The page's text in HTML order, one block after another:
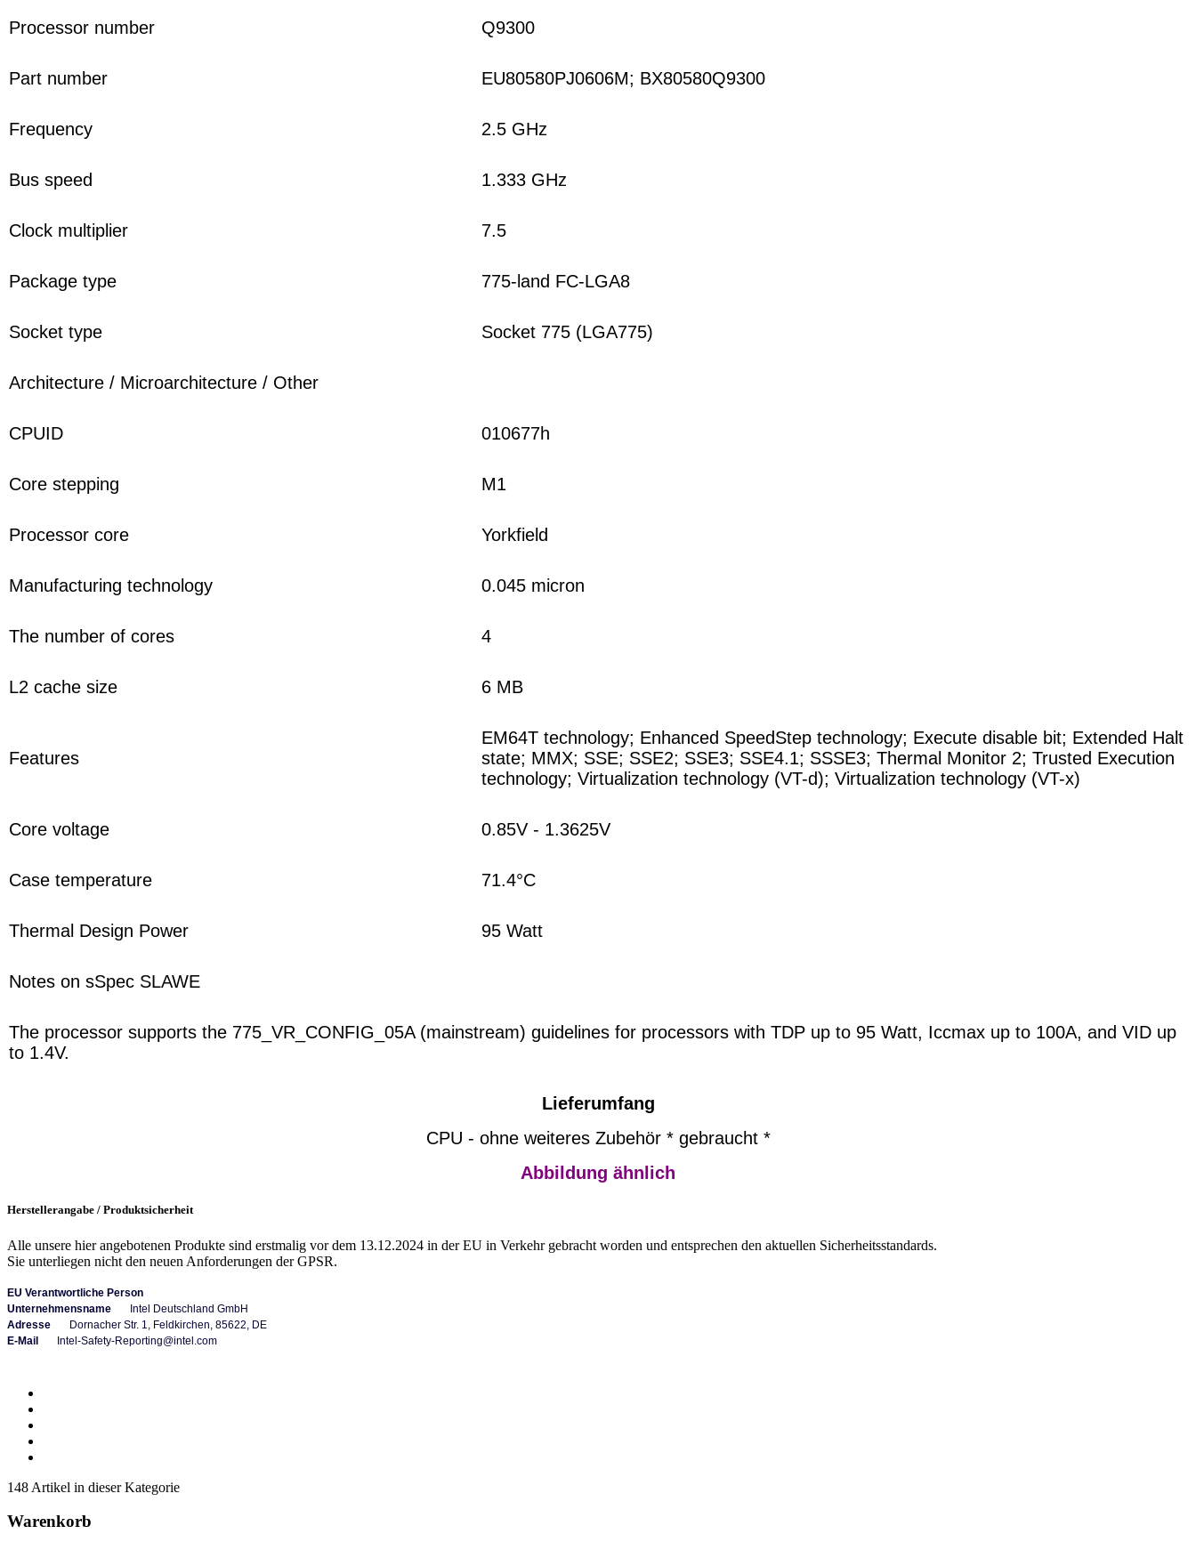
Processor number Q9300
Part number EU80580PJ0606M; BX80580Q9300
Frequency 2.5 GHz
Bus speed 1.333 GHz
Clock multiplier 7.5
Package type 775-land FC-LGA8
Socket type Socket 775 (LGA775)
Architecture / Microarchitecture / Other
CPUID 010677h
Core stepping M1
Processor core Yorkfield
Manufacturing technology 0.045 micron
The number of cores 4
L2 cache size 6 MB
Features
EM64T technology; Enhanced SpeedStep technology; Execute disable bit; Extended Halt
state; MMX; SSE; SSE2; SSE3; SSE4.1; SSSE3; Thermal Monitor 2; Trusted Execution
technology; Virtualization technology (VT-d); Virtualization technology (VT-x)
Core voltage 0.85V - 1.3625V
Case temperature 71.4°C
Thermal Design Power 95 Watt
Notes on sSpec SLAWE
The processor supports the 775_VR_CONFIG_05A (mainstream) guidelines for processors with TDP up to 95 Watt, Iccmax up to 100A, and VID up
to 1.4V.
Lieferumfang
CPU - ohne weiteres Zubehör * gebraucht *
Abbildung ähnlich
Herstellerangabe / Produktsicherheit
Alle unsere hier angebotenen Produkte sind erstmalig vor dem 13.12.2024 in der EU in Verkehr gebracht worden und entsprechen den aktuellen Sicherheitsstandards.
Sie unterliegen nicht den neuen Anforderungen der GPSR.
EU Verantwortliche Person
Unternehmensname Intel Deutschland GmbH
Adresse Dornacher Str. 1, Feldkirchen, 85622, DE
E-Mail
Intel-Safety-Reporting@intel.com
148 Artikel in dieser Kategorie
Warenkorb